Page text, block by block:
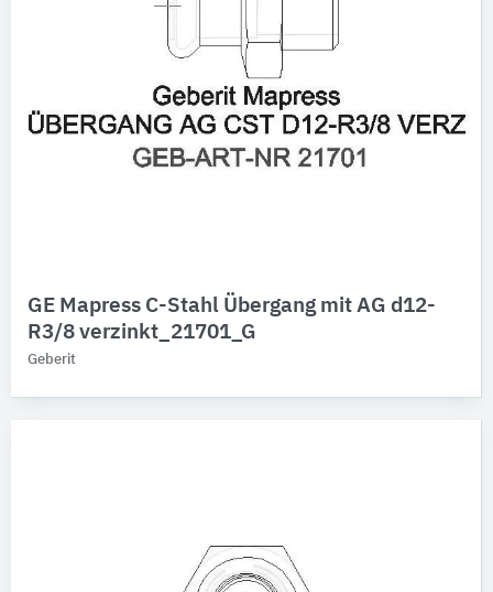
GE Mapress C-Stahl Übergang mit AG d12-
R3/8 verzinkt_21701_G
Geberit